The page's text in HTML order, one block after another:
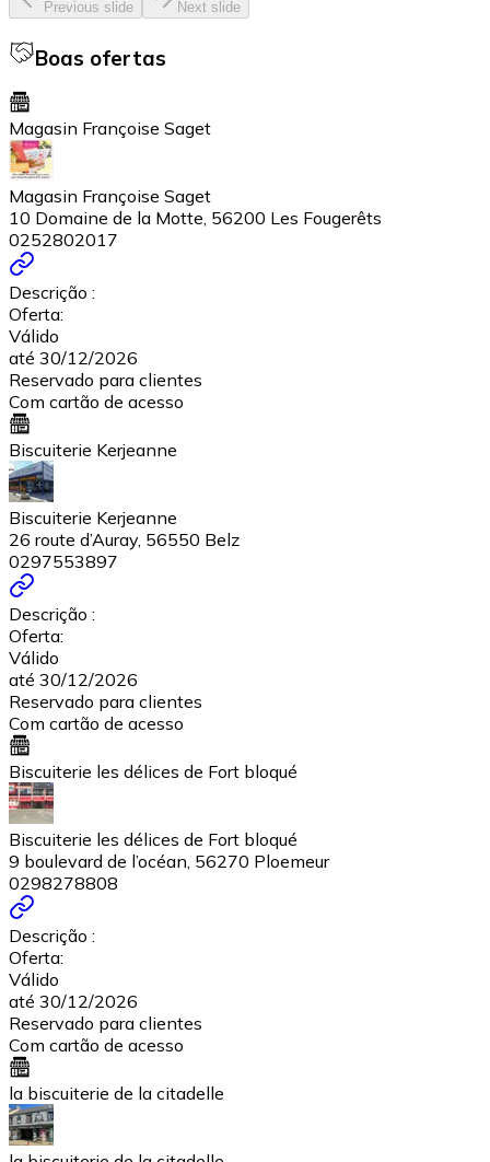
Previous slide Next slide
Boas ofertas
Magasin Françoise Saget
Magasin Françoise Saget
10 Domaine de la Motte, 56200 Les Fougerêts
0252802017
Descrição :
Oferta:
Válido
até 30/12/2026
Reservado para clientes
Com cartão de acesso
Biscuiterie Kerjeanne
Biscuiterie Kerjeanne
26 route d’Auray, 56550 Belz
0297553897
Descrição :
Oferta:
Válido
até 30/12/2026
Reservado para clientes
Com cartão de acesso
Biscuiterie les délices de Fort bloqué
Biscuiterie les délices de Fort bloqué
9 boulevard de l’océan, 56270 Ploemeur
0298278808
Descrição :
Oferta:
Válido
até 30/12/2026
Reservado para clientes
Com cartão de acesso
la biscuiterie de la citadelle